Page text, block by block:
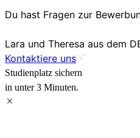
Du hast Fragen zur
Lara und Theresa aus dem
Kontaktiere uns
Studienplatz sichern
in unter 3 Minuten.